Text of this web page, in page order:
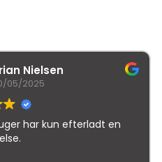
Nielsen
05/2025
har kun efterladt en